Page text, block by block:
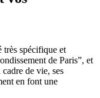
très spécifique et
de Paris”, et
de vie, ses
en font une